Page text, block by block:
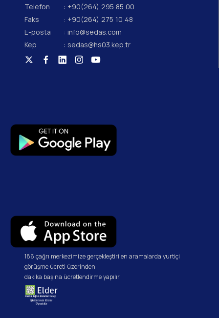
Telefon
: +90(264) 295 85 00
Faks
: +90(264) 275 10 48
E-posta
: info@sedas.com
Kep
: sedas@hs03.kep.tr
186 çağrı merkezimize gerçekleştirilen aramalarda yurtiçi
görüşme ücreti üzerinden
dakika başına ücretlendirme yapılır.